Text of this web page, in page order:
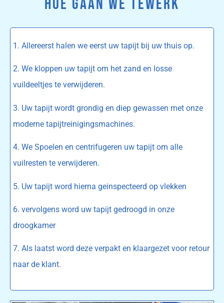
HOE GAAN WE TEWERK
1. Allereerst halen we eerst uw tapijt bij uw thuis op.
2. We kloppen uw tapijt om het zand en losse
vuildeeltjes te verwijderen.
3. Uw tapijt wordt grondig en diep gewassen met onze
moderne tapijtreinigingsmachines.
4. We Spoelen en centrifugeren uw tapijt om alle
vuilresten te verwijderen.
5. Uw tapijt word hierna geinspecteerd op vlekken
6. vervolgens word uw tapijt gedroogd in onze
droogkamer
7. Als laatst word deze verpakt en klaargezet voor retour
naar de klant.